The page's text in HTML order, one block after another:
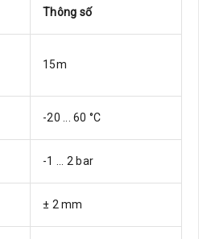
Thông số
15m
-20 ... 60 °C
-1 ... 2 bar
± 2 mm